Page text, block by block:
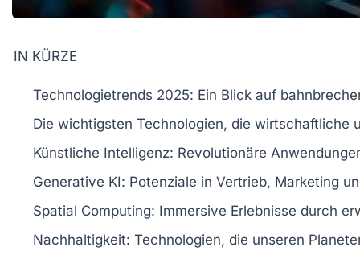
IN KÜRZE
Technologietrends 2025: Ein Blick auf
Die wichtigsten Technologien, die wirtschaftliche
Künstliche Intelligenz: Revolutionäre
Generative KI: Potenziale in Vertrieb, Marketing
Spatial Computing: Immersive Erlebnisse durch
Nachhaltigkeit: Technologien, die unseren